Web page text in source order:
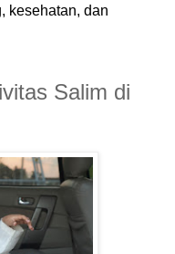
kesehatan, dan
Salim di